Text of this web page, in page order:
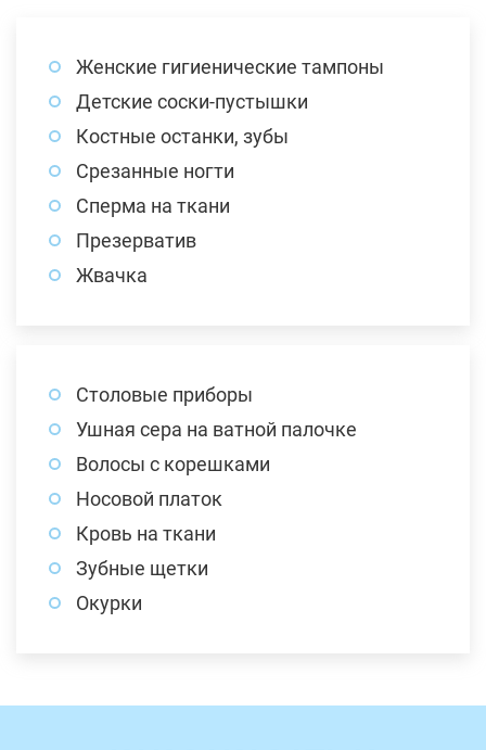
Женские гигиенические тампоны
Детские соски-пустышки
Костные останки, зубы
Срезанные ногти
Сперма на ткани
Презерватив
Жвачка
Столовые приборы
Ушная сера на ватной палочке
Волосы с корешками
Носовой платок
Кровь на ткани
Зубные щетки
Окурки